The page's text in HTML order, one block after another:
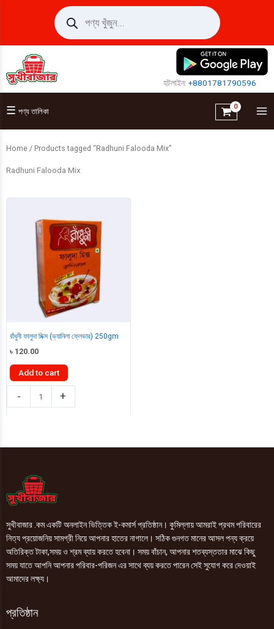
Products
search
হটলাইন:+8801781790596
☰ পণ্য তালিকা
Home / Products tagged “Radhuni Falooda Mix”
Radhuni Falooda Mix
রাঁধুনী ফালুদা মিক্স (ভ্যানিলা ফ্লেভার) 250gm
৳ 120.00
Add to cart
-
ফালুদা
ফ্লেভার)
+
সুখীবাজার .কম একটি অনলাইন ভিত্তিক ই-কমার্স প্রতিষ্ঠান। কুমিল্লায় আমরাই প্রথম পরিবারের
নিত্য প্রয়োজনিয় সামগ্রী নিয়ে আপনার হাতের নাগালে। সঠিক গুনগত মানের আসল পন্য ক্রয়ে
অতিরিক্ত টাকা,সময় ও শ্রম ব্যায় করতে হবেনা। সময় বাঁচান, আপনার শতব্যস্ততার মাঝে কিছু
সময় যাতে আপনি আপনার পরিবার-পরিজন এর সাথে ব্যয় করতে পারেন সেই সুযোগ করে দেওয়াই
আমাদের লক্ষ্য।
প্রতিষ্ঠান